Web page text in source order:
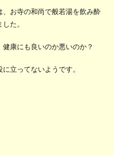
お寺の和尚で般若湯を飲み酔
た。
健康にも良いのか悪いのか？
立ってないようです。